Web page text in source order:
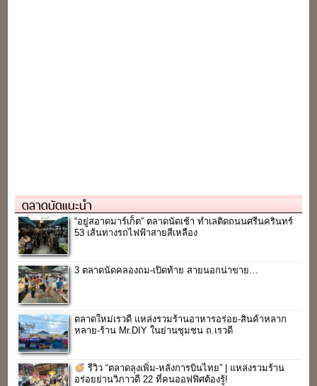
ตลาดนัดแนะนำ
“อยู่สอาดมาร์เก็ต” ตลาดนัดเช้า ทำเลติดถนนศรีนครินทร์
53 เส้นทางรถไฟฟ้าสายสีเหลือง
3 ตลาดนัดคลองถม-เปิดท้าย สายนอกน่าขาย…
ตลาดใหม่เรวดี แหล่งรวมร้านอาหารอร่อย-สินค้าหลาก
หลาย-ร้าน Mr.DIY ในย่านชุมชน ถ.เรวดี
รีวิว “ตลาดลุงเพิ่ม-หลังการบินไทย” | แหล่งรวมร้าน
อร่อยย่านวิภาวดี 22 ที่คนออฟฟิศต้องรู้!